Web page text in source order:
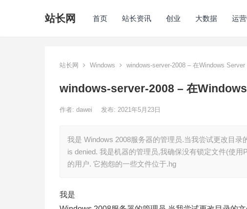
站长网 首页 站长资讯 创业 大数据 运
站长网 Windows windows-server-2008 – 在Windows
windows-server-2008 – 在
作者: dawei 发布: 2021年5月23日
我是 Windows 2008服务器的管理员.当我尝试更改目
is denied. 我是机器的管理员,我确保没有锁定文件(使
的用户. 它抱怨的一些文件位于.hg
我是